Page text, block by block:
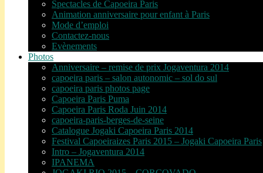
Spectacles de Capoeira Paris
Animation anniversaire pour enfant à Paris
Mode d’emploi
Contactez-nous
Evènements
Photos
Anniversaire – remise de prix Jogaventura 2014
capoeira paris – salon autonomic – sol do sul
capoeira paris photos page
Capoeira Paris Puma
Capoeira Paris Roda Juin 2014
capoeira-paris-berges-de-seine
Catalogue Jogaki Capoeira Paris 2014
Festival Capoeiraizes Paris 2015 – Jogaki Capoeira Paris
Intro – Jogaventura 2014
IPANEMA